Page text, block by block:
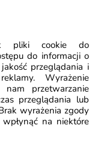
pliki cookie do
do informacji o
przeglądania i
Wyrażenie
przetwarzanie
przeglądania lub
wyrażenia zgody
na niektóre
Ale jeżeli
pytania.